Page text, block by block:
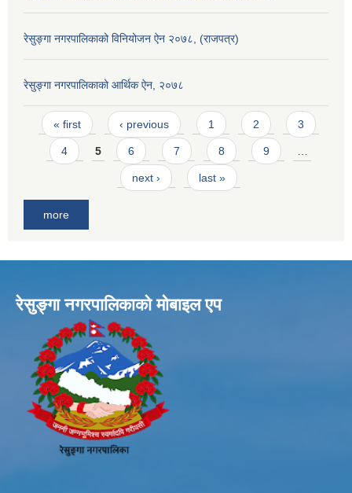
रेसुङ्गा नगरपालिकाको विनियोजन ऐन २०७८, (राजपत्र)
रेसुङ्गा नगरपालिकाको आर्थिक ऐन, २०७८
Pages
« first ‹ previous 1 2 3
4 5 6 7 8 9
next › last »
more
रेसुङ्गा नगरपालिकाकाे माेबाइल एप